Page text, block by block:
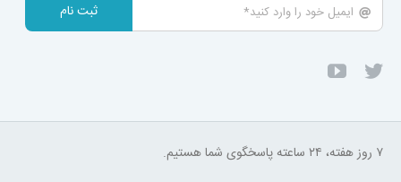
ثبت نام
۷ روز هفته، ۲۴ ساعته پاسخگوی شما هستیم.